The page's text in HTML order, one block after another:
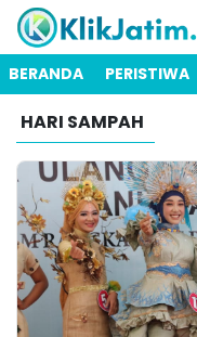
BERANDA PERISTIWA
HARI SAMPAH